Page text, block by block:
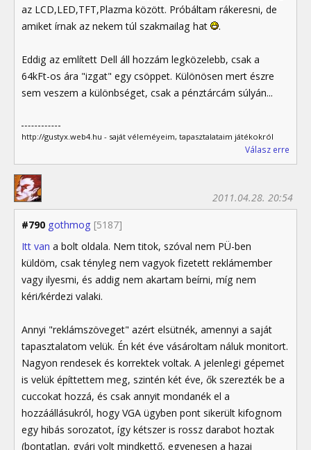
az LCD,LED,TFT,Plazma között. Próbáltam rákeresni, de
amiket írnak az nekem túl szakmailag hat
.
Eddig az említett Dell áll hozzám legközelebb, csak a
64kFt-os ára "izgat" egy csöppet. Különösen mert észre
sem veszem a különbséget, csak a pénztárcám súlyán...
http://gustyx.web4.hu - saját véleméyeim, tapasztalataim játékokról
Válasz erre
#790 gothmog [5187]
2011.04.28. 20:54
Itt van a bolt oldala. Nem titok, szóval nem PÜ-ben
küldöm, csak tényleg nem vagyok fizetett reklámember
vagy ilyesmi, és addig nem akartam beírni, míg nem
kéri/kérdezi valaki.
Annyi "reklámszöveget" azért elsütnék, amennyi a saját
tapasztalatom velük. Én két éve vásároltam náluk monitort.
Nagyon rendesek és korrektek voltak. A jelenlegi gépemet
is velük építtettem meg, szintén két éve, ők szerezték be a
cuccokat hozzá, és csak annyit mondanék el a
hozzáállásukról, hogy VGA ügyben pont sikerült kifognom
egy hibás sorozatot, így kétszer is rossz darabot hoztak
(bontatlan, gyári volt mindkettő, egyenesen a hazai